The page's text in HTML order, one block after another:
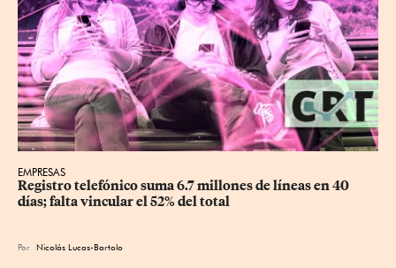
EMPRESAS
Registro telefónico suma 6.7 millones de líneas en 40
días; falta vincular el 52% del total
Por Nicolás Lucas-Bartolo